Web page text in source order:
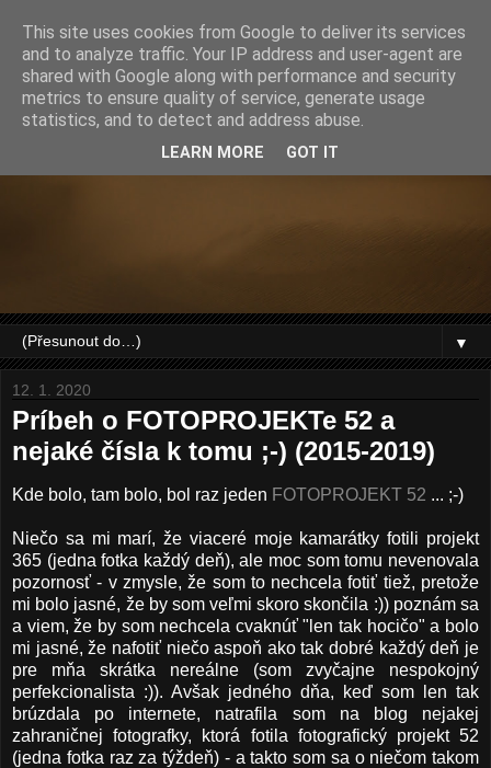
▼
12. 1. 2020
Príbeh o FOTOPROJEKTe 52 a
nejaké čísla k tomu ;-) (2015-2019)
Kde bolo, tam bolo, bol raz jeden FOTOPROJEKT 52 ... ;-)
Niečo sa mi marí, že viaceré moje kamarátky fotili projekt
365 (jedna fotka každý deň), ale moc som tomu nevenovala
pozornosť - v zmysle, že som to nechcela fotiť tiež, pretože
mi bolo jasné, že by som veľmi skoro skončila :)) poznám sa
a viem, že by som nechcela cvaknúť "len tak hocičo" a bolo
mi jasné, že nafotiť niečo aspoň ako tak dobré každý deň je
pre mňa skrátka nereálne (som zvyčajne nespokojný
perfekcionalista :)). Avšak jedného dňa, keď som len tak
brúzdala po internete, natrafila som na blog nejakej
zahraničnej fotografky, ktorá fotila fotografický projekt 52
(jedna fotka raz za týždeň) - a takto som sa o niečom takom
This site uses cookies from Google to deliver its services
and to analyze traffic. Your IP address and user-agent are
shared with Google along with performance and security
metrics to ensure quality of service, generate usage
statistics, and to detect and address abuse.
LEARN MORE GOT IT